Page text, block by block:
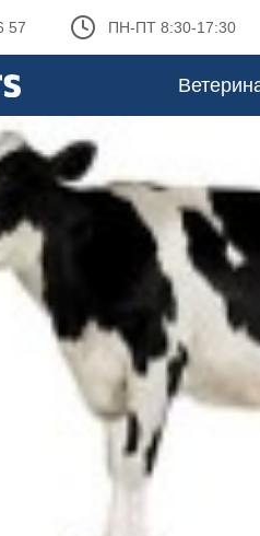
57 ПН-ПТ 8:30-17:30